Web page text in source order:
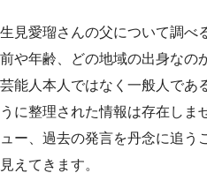
生見愛瑠さんの父について調べ
前や年齢、どの地域の出身なの
芸能人本人ではなく一般人であ
うに整理された情報は存在しま
ュー、過去の発言を丹念に追う
見えてきます。